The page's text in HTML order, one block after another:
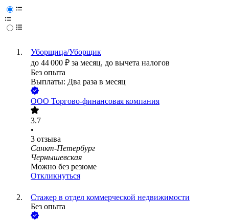
Уборщица/Уборщик
до 44 000 ₽ за месяц, до вычета налогов
Без опыта
Выплаты: Два раза в месяц
ООО Торгово-финансовая компания
3.7
•
3 отзыва
Санкт-Петербург
Чернышевская
Можно без резюме
Откликнуться
Стажер в отдел коммерческой недвижимости
Без опыта